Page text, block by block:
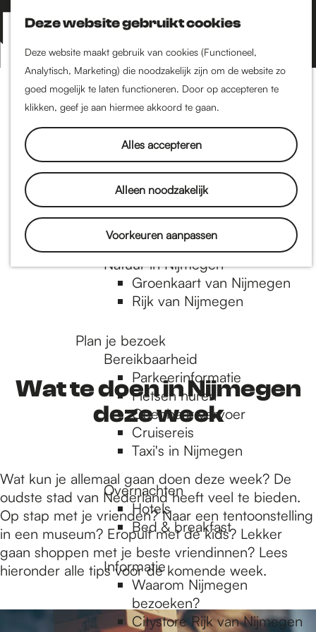
Deze website gebruikt cookies
Deze website maakt gebruik van cookies (Functioneel,
Analytisch, Marketing) die noodzakelijk zijn om de website zo
goed mogelijk te laten functioneren. Door op accepteren te
klikken, geef je aan hiermee akkoord te gaan.
Alles accepteren
Alleen noodzakelijk
Voorkeuren aanpassen
Z
o
e
k
e
K
a
a
r
t
M
e
n
Nijmegen-Nieuw-West
Dukenburg
Lindenholt
Historie
De oudste stad van
Nederland
Historische tijdlijn
Romeinse Limes
Vrede van Nijmegen
Penning
Natuur in Nijmegen
Groenkaart van Nijmegen
Rijk van Nijmegen
Plan je bezoek
Bereikbaarheid
Parkeerinformatie
Fietsen huren
Openbaar vervoer
Cruisereis
Taxi's in Nijmegen
Overnachten
Hotels
Bed & breakfast
Informatie
Waarom Nijmegen
bezoeken?
Citystore Rijk van Nijmegen
Wat te doen in Nijmegen
deze week
Wat kun je allemaal gaan doen deze week? De
oudste stad van Nederland heeft veel te bieden.
Op stap met je vrienden? Naar een tentoonstelling
in een museum? Eropuit met de kids? Lekker
gaan shoppen met je beste vriendinnen? Lees
hieronder alle tips voor de komende week.
5